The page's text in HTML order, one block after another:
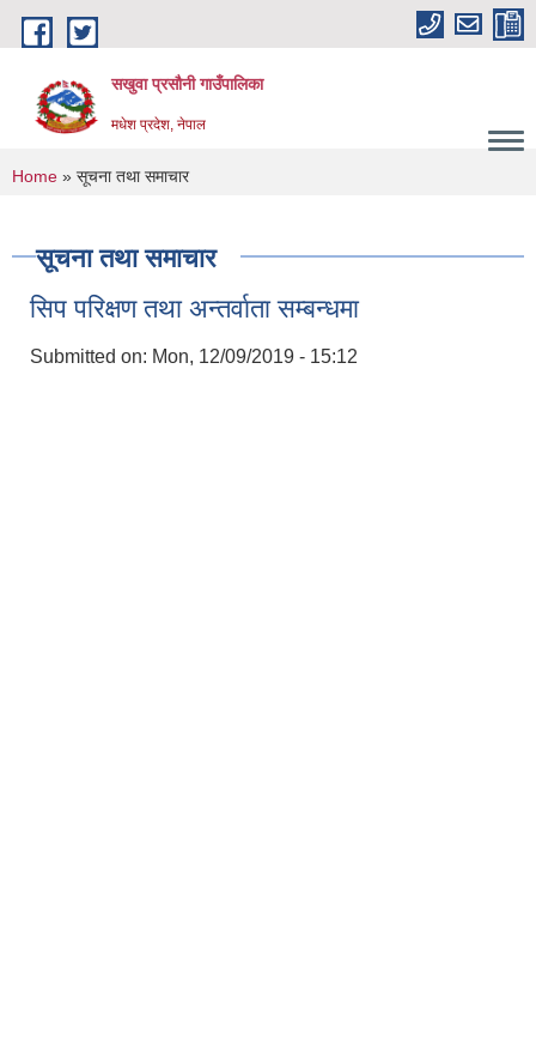
Skip to main content
सखुवा प्रसौनी गाउँपालिका
मधेश प्रदेश, नेपाल
You are here
Home » सूचना तथा समाचार
सूचना तथा समाचार
सिप परिक्षण तथा अन्तर्वाता सम्बन्धमा
Submitted on: Mon, 12/09/2019 - 15:12